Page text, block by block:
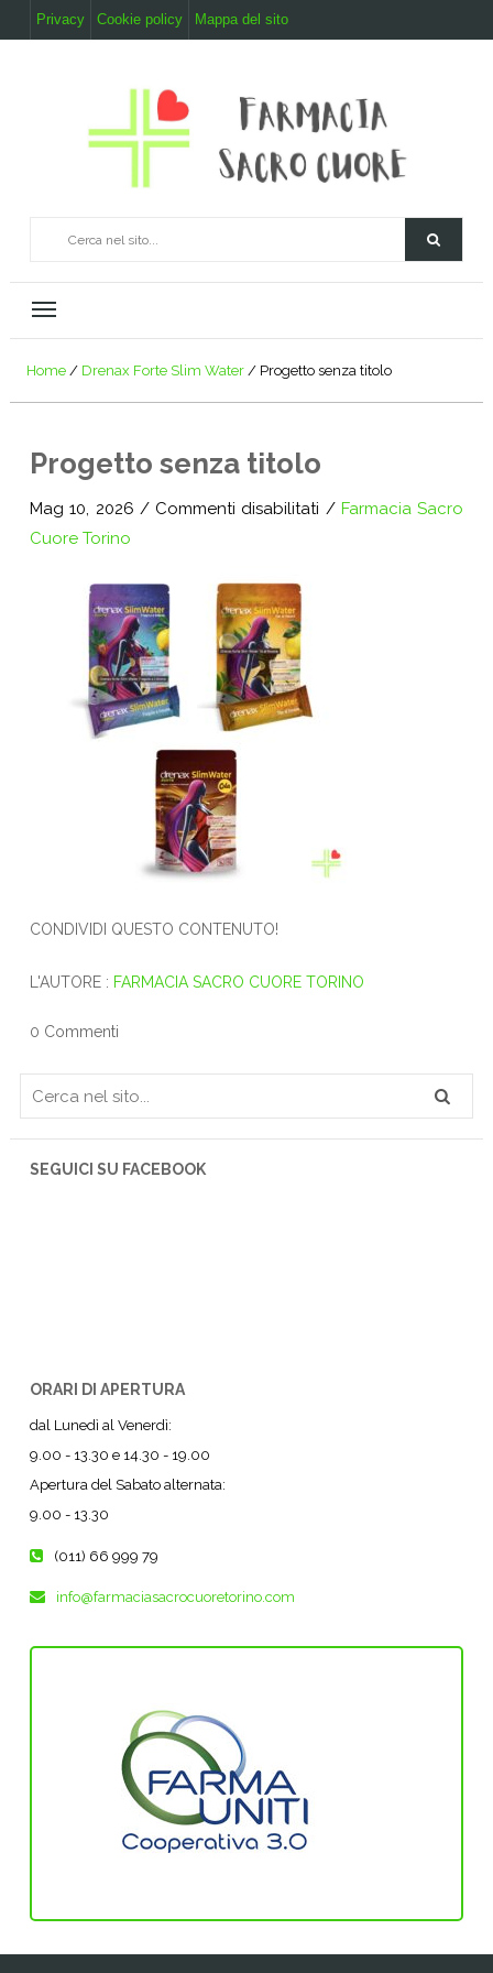
Privacy Cookie policy Mappa del sito
Home / Drenax Forte Slim Water / Progetto senza titolo
Progetto senza titolo
Mag 10, 2026 / Commenti disabilitati su
/ Farmacia Sacro
Cuore Torino
CONDIVIDI QUESTO CONTENUTO!
L'AUTORE : FARMACIA SACRO CUORE TORINO
0 Commenti
SEGUICI SU FACEBOOK
ORARI DI APERTURA
dal Lunedì al Venerdì:
9.00 - 13.30 e 14.30 - 19.00
Apertura del Sabato alternata:
9.00 - 13.30
(011) 66 999 79
info@farmaciasacrocuoretorino.com